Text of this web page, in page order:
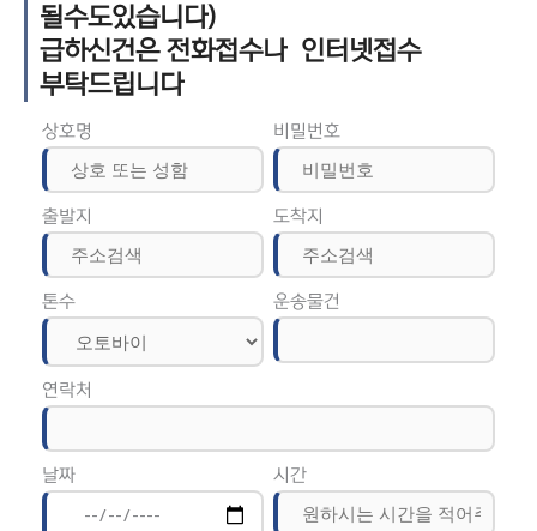
될수도있습니다)
급하신건은 전화접수나 인터넷접수
부탁드립니다
상호명 비밀번호
출발지 도착지
톤수 운송물건
연락처
날짜 시간